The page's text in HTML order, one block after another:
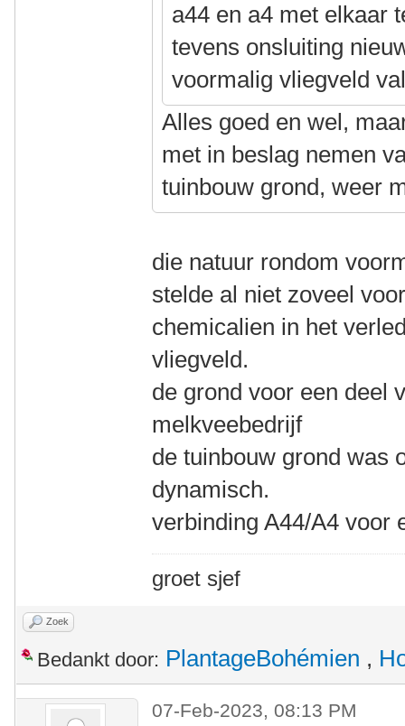
a44 en a4 met elkaar
tevens onsluiting
voormalig vliegveld
Alles goed en wel,
met in beslag nemen
tuinbouw grond, weer
die natuur rondom
stelde al niet zoveel
chemicalien in het
vliegveld.
de grond voor een deel
melkveebedrijf
de tuinbouw grond was
dynamisch.
verbinding A44/A4 voor
groet sjef
Zoek
Bedankt door: PlantageBohémien ,
07-Feb-2023, 08:13 PM